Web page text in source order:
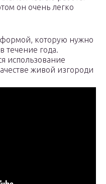
он очень легко
формой, которую нужно
течение года.
использование
живой изгороди